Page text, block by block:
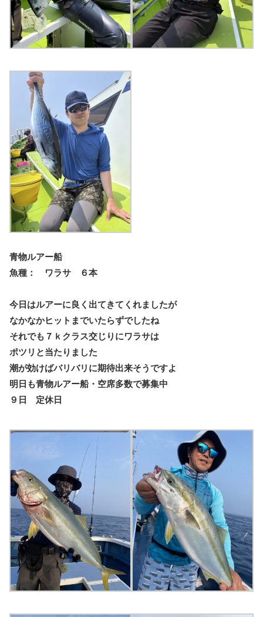
青物ルアー船
魚種： ワラサ ６本
今日はルアーに良く出てきてくれましたが
なかなかヒットまでいたらずでしたね
それでも７ｋクラス交じりにワラサは
ポツリと当たりました
潮が効けばバリバリに期待出来そうですよ
明日も青物ルアー船・空席多数で募集中
９日 定休日